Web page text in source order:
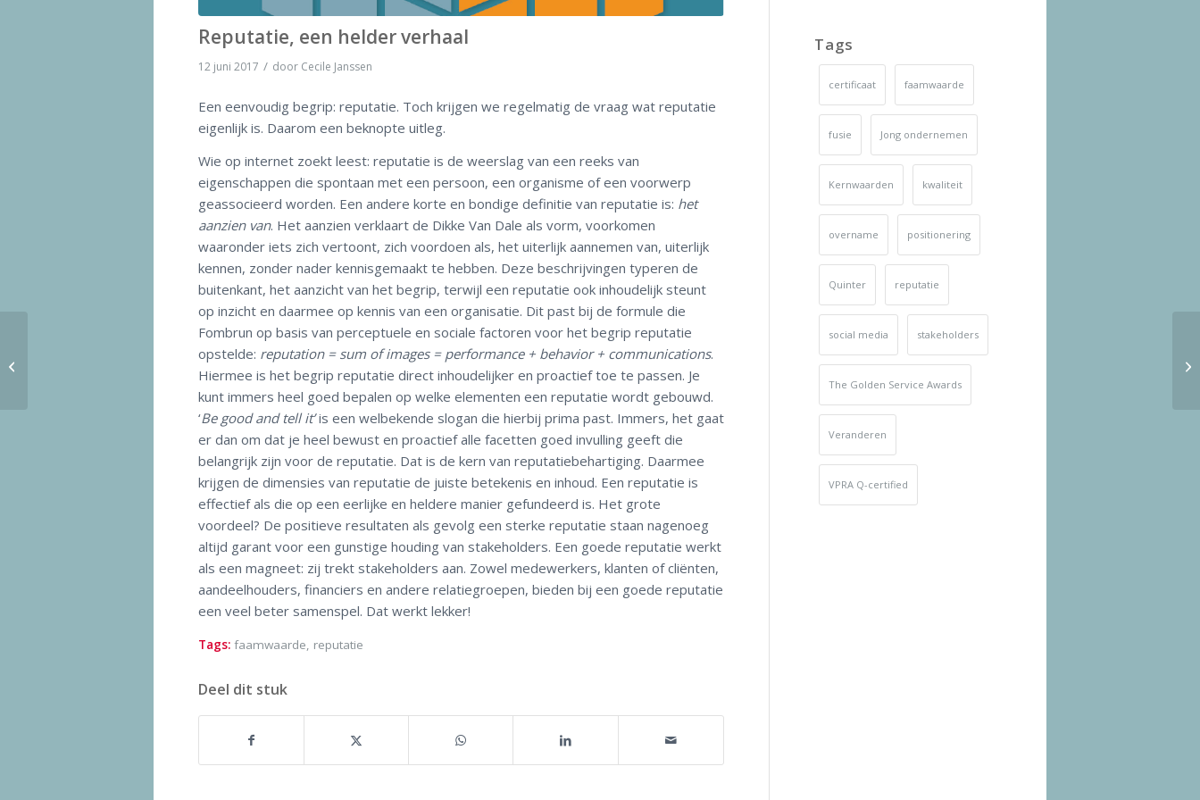
Reputatie, een helder verhaal
12 juni 2017 / door Cecile Janssen
Een eenvoudig begrip: reputatie. Toch krijgen we regelmatig de vraag wat reputatie
eigenlijk is. Daarom een beknopte uitleg.
Wie op internet zoekt leest: reputatie is de weerslag van een reeks van
eigenschappen die spontaan met een persoon, een organisme of een voorwerp
geassocieerd worden. Een andere korte en bondige definitie van reputatie is: het
aanzien van. Het aanzien verklaart de Dikke Van Dale als vorm, voorkomen
waaronder iets zich vertoont, zich voordoen als, het uiterlijk aannemen van, uiterlijk
kennen, zonder nader kennisgemaakt te hebben. Deze beschrijvingen typeren de
buitenkant, het aanzicht van het begrip, terwijl een reputatie ook inhoudelijk steunt
op inzicht en daarmee op kennis van een organisatie. Dit past bij de formule die
Fombrun op basis van perceptuele en sociale factoren voor het begrip reputatie
opstelde: reputation = sum of images = performance + behavior + communications.
Hiermee is het begrip reputatie direct inhoudelijker en proactief toe te passen. Je
kunt immers heel goed bepalen op welke elementen een reputatie wordt gebouwd.
‘Be good and tell it’is een welbekende slogan die hierbij prima past. Immers, het gaat
er dan om dat je heel bewust en proactief alle facetten goed invulling geeft die
belangrijk zijn voor de reputatie. Dat is de kern van reputatiebehartiging. Daarmee
krijgen de dimensies van reputatie de juiste betekenis en inhoud. Een reputatie is
effectief als die op een eerlijke en heldere manier gefundeerd is. Het grote
voordeel? De positieve resultaten als gevolg een sterke reputatie staan nagenoeg
altijd garant voor een gunstige houding van stakeholders. Een goede reputatie werkt
als een magneet: zij trekt stakeholders aan. Zowel medewerkers, klanten of cliënten,
aandeelhouders, financiers en andere relatiegroepen, bieden bij een goede reputatie
een veel beter samenspel. Dat werkt lekker!
Tags: faamwaarde, reputatie
Deel dit stuk
Tags
certificaat faamwaarde
fusie Jong ondernemen
Kernwaarden kwaliteit
overname positionering
Quinter reputatie
social media stakeholders
The Golden Service Awards
Veranderen
VPRA Q-certified